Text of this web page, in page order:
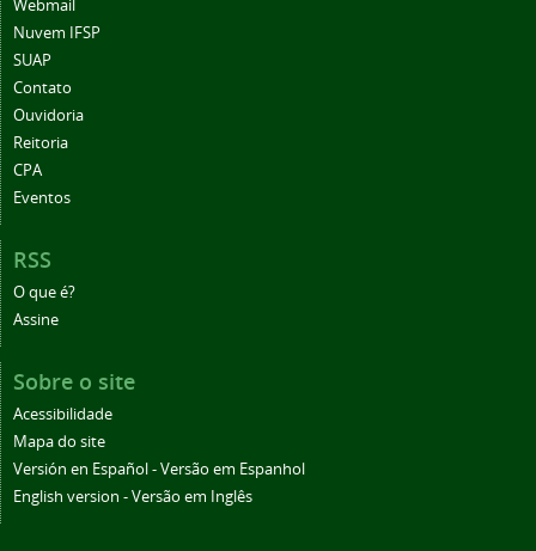
Webmail
Nuvem IFSP
SUAP
Contato
Ouvidoria
Reitoria
CPA
Eventos
RSS
O que é?
Assine
Sobre o site
Acessibilidade
Mapa do site
Versión en Español - Versão em Espanhol
English version - Versão em Inglês